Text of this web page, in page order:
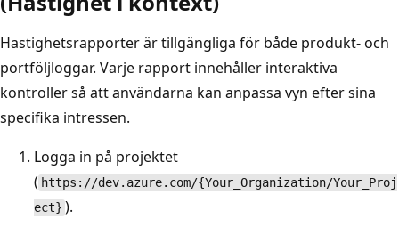
Hastighetsrapporter är tillgängliga för både produkt- och
portföljloggar. Varje rapport innehåller interaktiva
kontroller så att användarna kan anpassa vyn efter sina
specifika intressen.
Logga in på projektet
( https://dev.azure.com/{Your_Organization/Your_Proj
ect} ).